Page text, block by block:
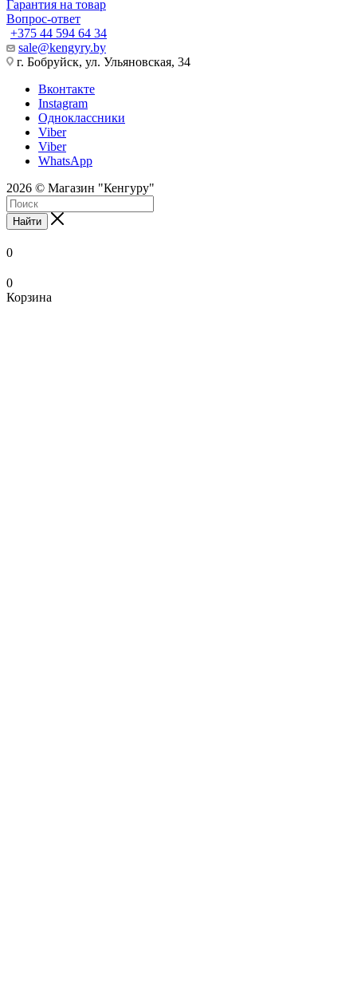
Гарантия на товар
Вопрос-ответ
+375 44 594 64 34
sale@kengyry.by
г. Бобруйск, ул. Ульяновская, 34
Вконтакте
Instagram
Одноклассники
Viber
Viber
WhatsApp
2026 © Магазин "Кенгуру"
Найти
0
0
Корзина